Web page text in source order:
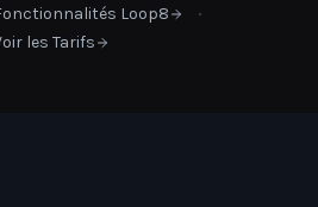
Loop8 ·
les Tarifs